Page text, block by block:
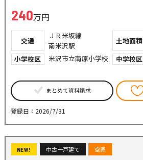
240万円
交通
ＪＲ米坂線
南米沢駅
土地面積
小学校区 米沢市立南原小学校 中学校区
まとめて資料請求
登録日：2026/7/31
NEW! 中古一戸建て 空家